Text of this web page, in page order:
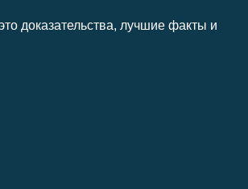
доказательства, лучшие факты и